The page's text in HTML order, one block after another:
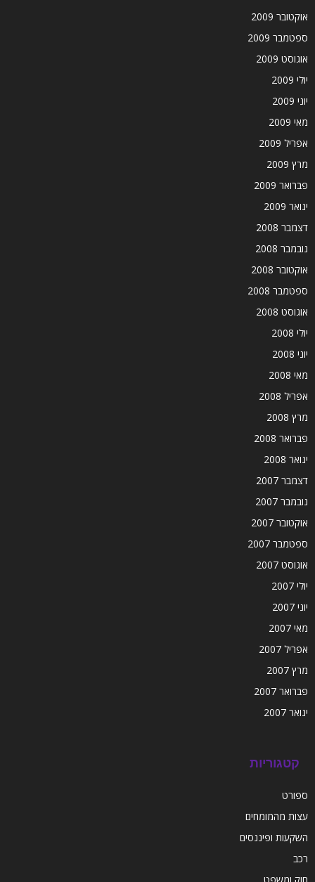
אוקטובר 2009
ספטמבר 2009
אוגוסט 2009
יולי 2009
יוני 2009
מאי 2009
אפריל 2009
מרץ 2009
פברואר 2009
ינואר 2009
דצמבר 2008
נובמבר 2008
אוקטובר 2008
ספטמבר 2008
אוגוסט 2008
יולי 2008
יוני 2008
מאי 2008
אפריל 2008
מרץ 2008
פברואר 2008
ינואר 2008
דצמבר 2007
נובמבר 2007
אוקטובר 2007
ספטמבר 2007
אוגוסט 2007
יולי 2007
יוני 2007
מאי 2007
אפריל 2007
מרץ 2007
פברואר 2007
ינואר 2007
קטגוריות
ספורט
עצות מהמומחים
השקעות ופיננסים
רכב